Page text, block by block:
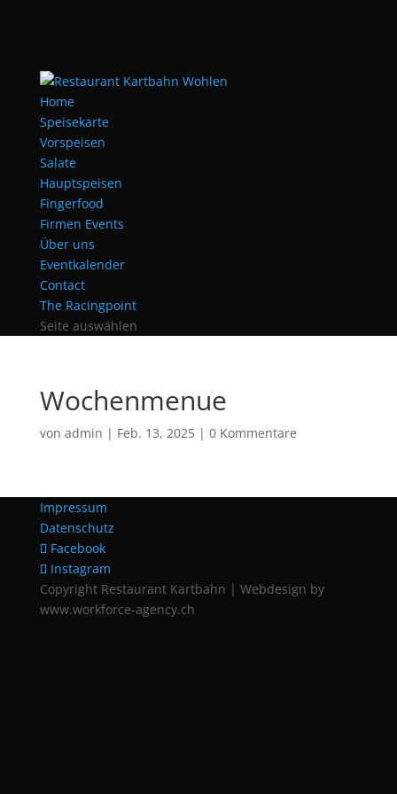
Home
Speisekarte
Vorspeisen
Salate
Hauptspeisen
Fingerfood
Firmen Events
Über uns
Eventkalender
Contact
The Racingpoint
Seite auswählen
Wochenmenue
von admin | Feb. 13, 2025| 0 Kommentare
Impressum
Datenschutz
Facebook
Instagram
Copyright Restaurant Kartbahn | Webdesign by
www.workforce-agency.ch